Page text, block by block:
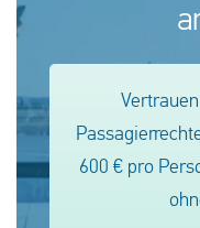
Anschlussflug verpasst
EU-Fluggastrechte
Mein EUclaim
600 € pro